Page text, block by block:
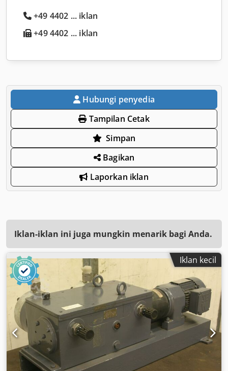
+49 4402 ... iklan
+49 4402 ... iklan
Hubungi penyedia
Tampilan Cetak
Simpan
Bagikan
Laporkan iklan
Iklan-iklan ini juga mungkin menarik bagi Anda.
Iklan kecil